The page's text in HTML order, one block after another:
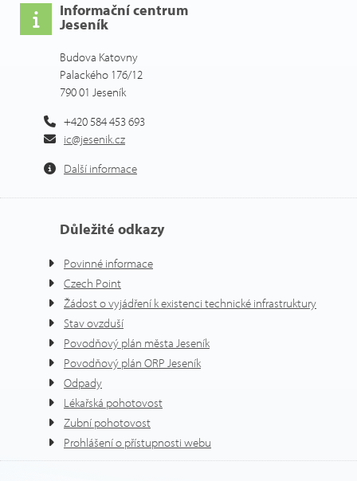
Informační centrum
Jeseník
Budova Katovny
Palackého 176/12
790 01 Jeseník
+420 584 453 693
ic@jesenik.cz
Další informace
Důležité odkazy
Povinné informace
Czech Point
Žádost o vyjádření k existenci technické infrastruktury
Stav ovzduší
Povodňový plán města Jeseník
Povodňový plán ORP Jeseník
Odpady
Lékařská pohotovost
Zubní pohotovost
Prohlášení o přístupnosti webu